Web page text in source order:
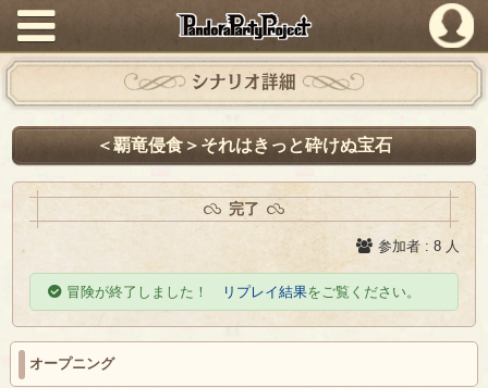
PandoraPartyProject
シナリオ詳細
＜覇竜侵食＞それはきっと砕けぬ宝石
完了
参加者 : 8 人
冒険が終了しました！ リプレイ結果をご覧ください。
オープニング